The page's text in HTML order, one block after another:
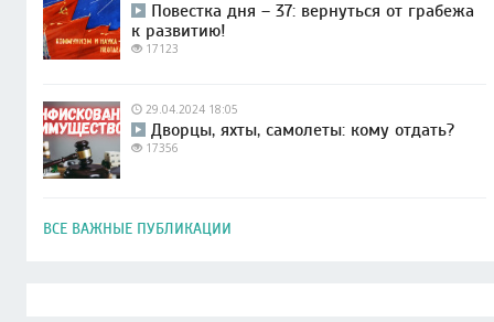
Повестка дня – 37: вернуться от грабежа
к развитию!
17123
29.04.2024 18:05
Дворцы, яхты, самолеты: кому отдать?
17356
ВСЕ ВАЖНЫЕ ПУБЛИКАЦИИ